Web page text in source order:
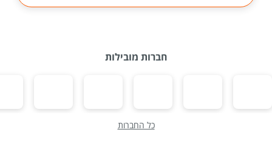
חברות מובילות
כל החברות